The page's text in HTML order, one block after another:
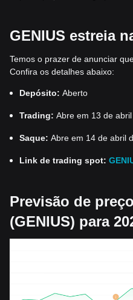
GENIUS estreia
Temos o prazer de anunciar
Confira os detalhes abaixo:
Depósito: Aberto
Trading: Abre em 13 de
Saque: Abre em 14 de abril
Link de trading spot:
Previsão de
(GENIUS) para